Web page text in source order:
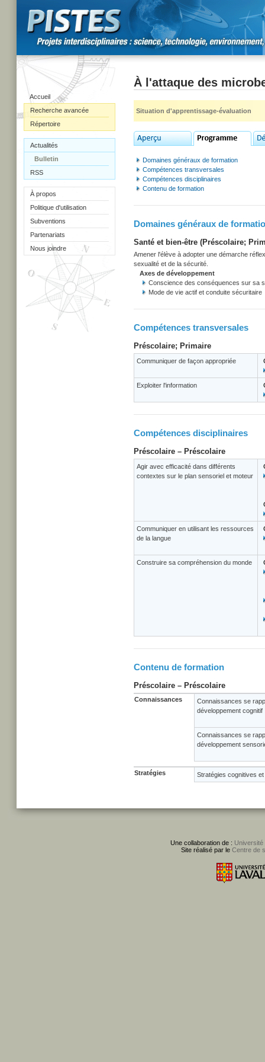
Accueil
Recherche avancée
Répertoire
Actualités
Bulletin
RSS
À propos
Politique d'utilisation
Subventions
Partenariats
Nous joindre
À l'attaque des
Situation d'apprentissage-évaluation
Domaines généraux de formation
Compétences transversales
Compétences disciplinaires
Contenu de formation
Domaines généraux de
Santé et bien-être (Préscolaire;
Amener l'élève à adopter une démarche
sexualité et de la sécurité.
Axes de développement
Conscience des conséquences sur sa
Mode de vie actif et conduite sécuritaire
Compétences transversales
Préscolaire; Primaire
Communiquer de façon appropriée
Exploiter l'information
Compétences disciplinaires
Préscolaire – Préscolaire
Agir avec efficacité dans différents
contextes sur le plan sensoriel et moteur
Communiquer en utilisant les ressources
de la langue
Construire sa compréhension du monde
Contenu de formation
Préscolaire – Préscolaire
Connaissances
Connaissances se
développement cognitif
Connaissances se
développement
Stratégies Stratégies cognitives
Une collaboration de : Université
Site réalisé par le Centre de